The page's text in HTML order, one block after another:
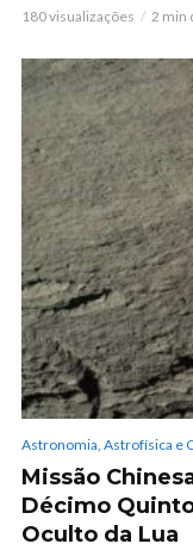
180 visualizações 2 min
Astronomia, Astrofísica e
Missão
Décimo
Oculto da Lua